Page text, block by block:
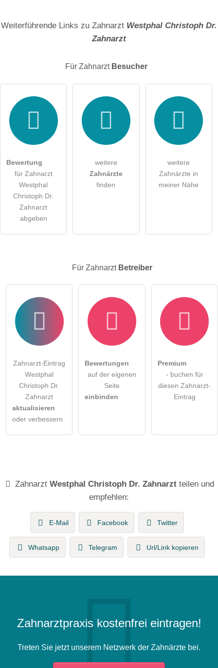
Hiermit akzeptiere ich die .
Die Datenschutzerklärunghabe ich zur Kenntnis genommen.
Besucher sichtbar
Klicken Sie hier um eine
Zahnarzt-Eintrag zu stellen
Weiterführende Links zu Zahnarzt Westphal Christoph Dr.
Zahnarzt
Für Zahnarzt Besucher
Bewertung
für Zahnarzt
Westphal
Christoph Dr.
Zahnarzt
abgeben
weitere
Zahnärzte
finden
weitere
Zahnärzte in
meiner Nähe
Für Zahnarzt Betreiber
Zahnarzt-Eintrag
Westphal
Christoph Dr.
Zahnarzt
aktualisieren
oder verbessern
Bewertungen
auf der eigenen
Seite
einbinden
Premium
- buchen für
diesen Zahnarzt-
Eintrag
ZahnarztWestphal Christoph Dr. Zahnarzt teilen und
empfehlen:
E-Mail Facebook Twitter
Whatsapp Telegram Url/Link kopieren
Zahnarztpraxis kostenfrei eintragen!
Treten Sie jetzt unserem Netzwerk der Zahnärzte bei.